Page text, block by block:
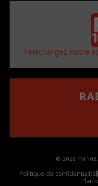
Téléchargez notre
© 2026 FM
Politique de confidentialité
Plan